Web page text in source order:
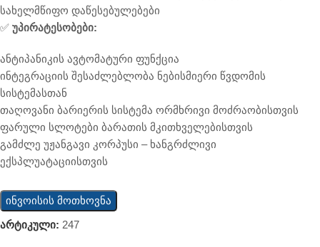
სახელმწიფო დაწესებულებები
✅ უპირატესობები:
ანტიპანიკის ავტომატური ფუნქცია
ინტეგრაციის შესაძლებლობა ნებისმიერი წვდომის
სისტემასთან
თაღოვანი ბარიერის სისტემა ორმხრივი მოძრაობისთვის
ფარული სლოტები ბარათის მკითხველებისთვის
გამძლე უჟანგავი კორპუსი – ხანგრძლივი
ექსპლუატაციისთვის
ინვოისის მოთხოვნა
არტიკული: 247